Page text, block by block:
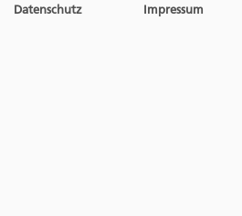
Datenschutz Impressum